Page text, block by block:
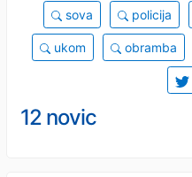
sova policija
ukom obramba
12 novic